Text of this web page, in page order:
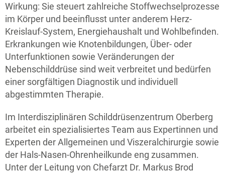
Wirkung: Sie steuert zahlreiche Stoffwechselprozesse
im Körper und beeinflusst unter anderem Herz-
Kreislauf-System, Energiehaushalt und Wohlbefinden.
Erkrankungen wie Knotenbildungen, Über- oder
Unterfunktionen sowie Veränderungen der
Nebenschilddrüse sind weit verbreitet und bedürfen
einer sorgfältigen Diagnostik und individuell
abgestimmten Therapie.
Im Interdisziplinären Schilddrüsenzentrum Oberberg
arbeitet ein spezialisiertes Team aus Expertinnen und
Experten der Allgemeinen und Viszeralchirurgie sowie
der Hals-Nasen-Ohrenheilkunde eng zusammen.
Unter der Leitung von Chefarzt Dr. Markus Brod